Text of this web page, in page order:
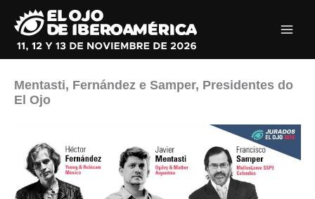
contenido
Mentasti, Fernández e Samper, Presidentes do
El Ojo